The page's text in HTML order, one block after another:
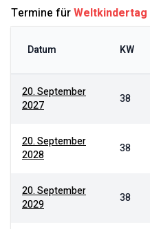
Termine fürWeltkindertag
Datum KW
20. September
2027
38
20. September
2028
38
20. September
2029
38